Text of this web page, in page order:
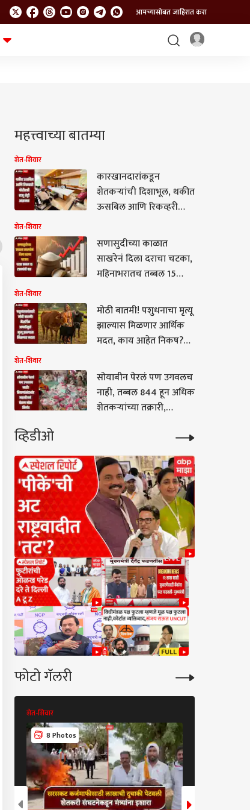
आमच्यासोबत जाहिरात करा
महत्त्वाच्या बातम्या
शेत-शिवार
कारखानदारांकडून
शेतकऱ्यांची दिशाभूल, थकीत
ऊसबिल आणि रिकव्हरी
थेट साखर आयुक्तांसोबत
महत्त्वाची बैठक
शेत-शिवार
सणासुदीच्या काळात
साखरेनं दिला दराचा चटका,
महिनाभरातच तब्बल 15
नेमकं कारण काय?
शेत-शिवार
मोठी बातमी! पशुधनाचा मृत्यू
झाल्यास मिळणार आर्थिक
मदत, काय आहेत निकष?
मदत?
शेत-शिवार
सोयाबीन पेरलं पण उगवलच
नाही, तब्बल 844 हून अधिक
शेतकऱ्यांच्या तक्रारी,
व्हिडीओ
फोटो गॅलरी
शेत-शिवार
8 Photos